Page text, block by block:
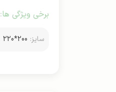
برخی ویژگی ها:
سایز: 200*220